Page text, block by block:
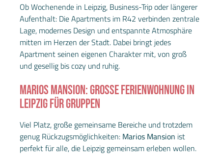
Ob Wochenende in Leipzig, Business-Trip oder längerer
Aufenthalt: Die Apartments im R42 verbinden zentrale
Lage, modernes Design und entspannte Atmosphäre
mitten im Herzen der Stadt. Dabei bringt jedes
Apartment seinen eigenen Charakter mit, von groß
und gesellig bis cozy und ruhig.
MARIOS MANSION: GROSSE FERIENWOHNUNG IN L
EIPZIG FÜR GRUPPEN
Viel Platz, große gemeinsame Bereiche und trotzdem
genug Rückzugsmöglichkeiten: Marios Mansion ist
perfekt für alle, die Leipzig gemeinsam erleben wollen.